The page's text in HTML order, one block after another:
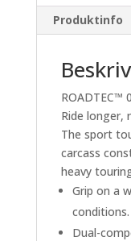
Produktinfo
ROADTEC™
Ride longer,
The sport
carcass
heavy
Grip on a
conditions.
Dual-